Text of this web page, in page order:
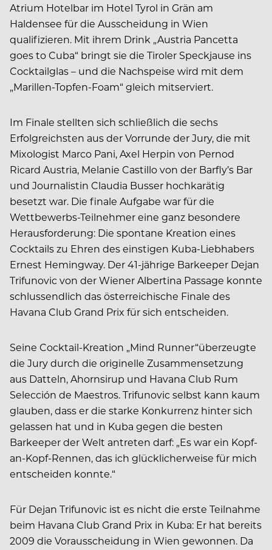
Atrium Hotelbar im Hotel Tyrol in Grän am
Haldensee für die Ausscheidung in Wien
qualifizieren. Mit ihrem Drink „Austria Pancetta
goes to Cuba“ bringt sie die Tiroler Speckjause ins
Cocktailglas – und die Nachspeise wird mit dem
„Marillen-Topfen-Foam“ gleich mitserviert.
Im Finale stellten sich schließlich die sechs
Erfolgreichsten aus der Vorrunde der Jury, die mit
Mixologist Marco Pani, Axel Herpin von Pernod
Ricard Austria, Melanie Castillo von der Barfly’s Bar
und Journalistin Claudia Busser hochkarätig
besetzt war. Die finale Aufgabe war für die
Wettbewerbs-Teilnehmer eine ganz besondere
Herausforderung: Die spontane Kreation eines
Cocktails zu Ehren des einstigen Kuba-Liebhabers
Ernest Hemingway. Der 41-jährige Barkeeper Dejan
Trifunovic von der Wiener Albertina Passage konnte
schlussendlich das österreichische Finale des
Havana Club Grand Prix für sich entscheiden.
Seine Cocktail-Kreation „Mind Runner“überzeugte
die Jury durch die originelle Zusammensetzung
aus Datteln, Ahornsirup und Havana Club Rum
Selección de Maestros. Trifunovic selbst kann kaum
glauben, dass er die starke Konkurrenz hinter sich
gelassen hat und in Kuba gegen die besten
Barkeeper der Welt antreten darf: „Es war ein Kopf-
an-Kopf-Rennen, das ich glücklicherweise für mich
entscheiden konnte.“
Für Dejan Trifunovic ist es nicht die erste Teilnahme
beim Havana Club Grand Prix in Kuba: Er hat bereits
2009 die Vorausscheidung in Wien gewonnen. Da